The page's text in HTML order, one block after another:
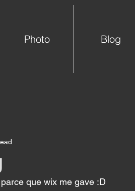
Photo Blog
que wix me gave :D